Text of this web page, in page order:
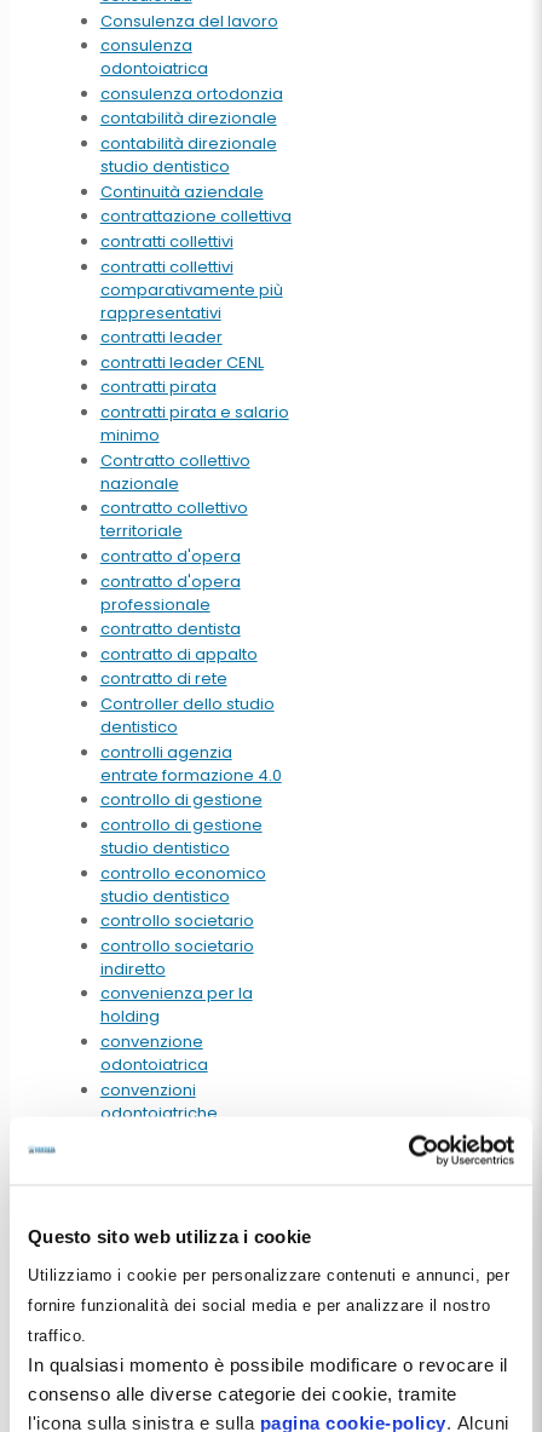
Questo sito web utilizza i cookie
Utilizziamo i cookie per personalizzare contenuti e annunci, per
fornire funzionalità dei social media e per analizzare il nostro
traffico.
In qualsiasi momento è possibile modificare o revocare il
consenso alle diverse categorie dei cookie, tramite
l'icona sulla sinistra e sulla pagina cookie-policy. Alcuni
Consulenza del lavoro
consulenza
odontoiatrica
consulenza ortodonzia
contabilità direzionale
contabilità direzionale
studio dentistico
Continuità aziendale
contrattazione collettiva
contratti collettivi
contratti collettivi
comparativamente più
rappresentativi
contratti leader
contratti leader CENL
contratti pirata
contratti pirata e salario
minimo
Contratto collettivo
nazionale
contratto collettivo
territoriale
contratto d'opera
contratto d'opera
professionale
contratto dentista
contratto di appalto
contratto di rete
Controller dello studio
dentistico
controlli agenzia
entrate formazione 4.0
controllo di gestione
controllo di gestione
studio dentistico
controllo economico
studio dentistico
controllo societario
controllo societario
indiretto
convenienza per la
holding
convenzione
odontoiatrica
convenzioni
odontoiatriche
corso di marketing
corso per dentisti
corso srl
corso stp
costi